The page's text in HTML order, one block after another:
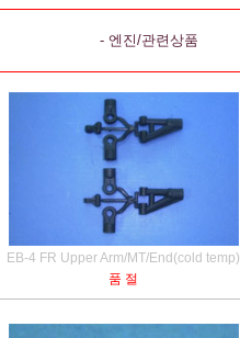
- 엔진/관련상품
EB-4 FR Upper Arm/MT/End(cold temp)
품 절